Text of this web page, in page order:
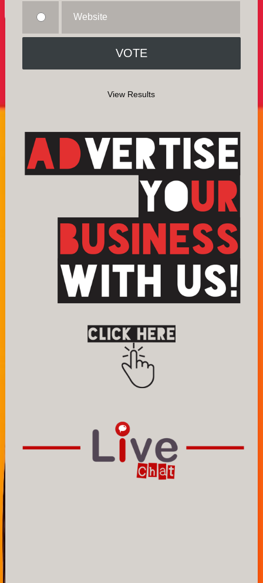
Website
View Results